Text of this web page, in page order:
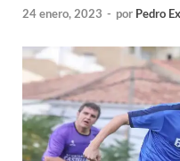
24 enero, 2023 - por Pedro